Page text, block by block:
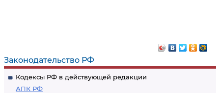
Законодательство РФ
Кодексы РФ в действующей редакции
АПК РФ